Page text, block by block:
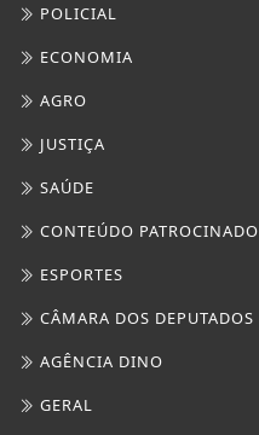
POLICIAL
ECONOMIA
AGRO
JUSTIÇA
SAÚDE
CONTEÚDO PATROCINADO
ESPORTES
CÂMARA DOS DEPUTADOS
AGÊNCIA DINO
GERAL